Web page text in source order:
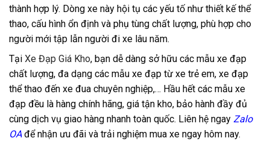
thành hợp lý. Dòng xe này hội tụ các yếu tố như thiết kế thể
thao, cấu hình ổn định và phụ tùng chất lượng, phù hợp cho
người mới tập lẫn người đi xe lâu năm.
Tại Xe Đạp Giá Kho, bạn dễ dàng sở hữu các mẫu xe đạp
chất lượng, đa dạng các mẫu xe đạp từ xe trẻ em, xe đạp
thể thao đến xe đua chuyên nghiệp,… Hầu hết các mẫu xe
đạp đều là hàng chính hãng, giá tận kho, bảo hành đầy đủ
cùng dịch vụ giao hàng nhanh toàn quốc. Liên hệ ngay Zalo
OA để nhận ưu đãi và trải nghiệm mua xe ngay hôm nay.